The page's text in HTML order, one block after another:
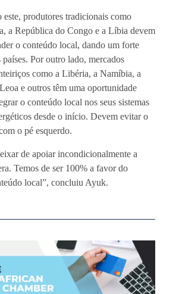
este, produtores tradicionais como
a República do Congo e a Líbia devem
o conteúdo local, dando um forte
Por outro lado, mercados
como a Libéria, a Namíbia, a
e outros têm uma oportunidade
o conteúdo local nos seus sistemas
desde o início. Devem evitar o
o pé esquerdo.
de apoiar incondicionalmente a
Temos de ser 100% a favor do
local”, concluiu Ayuk.